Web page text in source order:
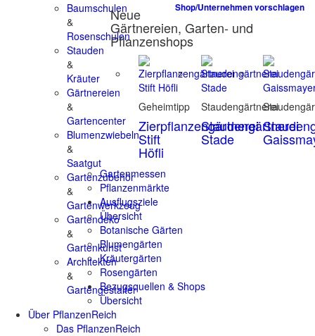
Baumschulen
&
Rosenschulen
Stauden
&
Kräuter
Gärtnereien
&
Gartencenter
Blumenzwiebeln
&
Saatgut
Gartenzubehör
&
Gartenwerkzeug
Gartendeko
&
Gartenkunst
Architekten
&
Gartengestalter
Shop/Unternehmen vorschlagen
Neue
Gärtnereien, Garten- und
Pflanzenshops
Geheimtipp
Zierpflanzengärtnerei
Stift
Höfli
Staudengärtnerei
Staudengärtnerei
Stade
Gartenmessen
Pflanzenmärkte
Ausflugsziele
Übersicht
Botanische Gärten
Blumengärten
Kräutergärten
Rosengärten
Bezugsquellen & Shops
Übersicht
Über PflanzenReich
Das PflanzenReich